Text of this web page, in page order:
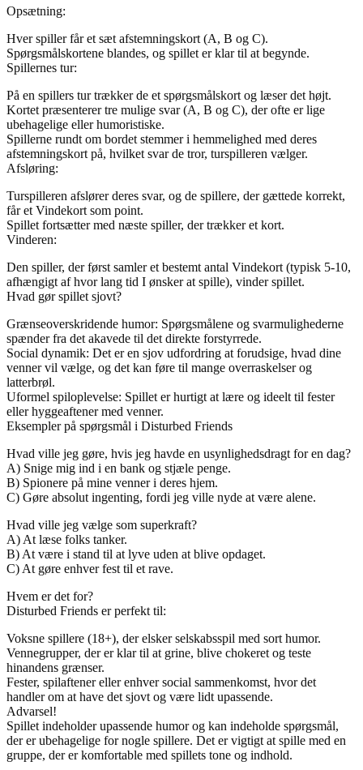
Opsætning:
Hver spiller får et sæt afstemningskort (A, B og C).
Spørgsmålskortene blandes, og spillet er klar til at begynde.
Spillernes tur:
På en spillers tur trækker de et spørgsmålskort og læser det højt.
Kortet præsenterer tre mulige svar (A, B og C), der ofte er lige
ubehagelige eller humoristiske.
Spillerne rundt om bordet stemmer i hemmelighed med deres
afstemningskort på, hvilket svar de tror, turspilleren vælger.
Afsløring:
Turspilleren afslører deres svar, og de spillere, der gættede korrekt,
får et Vindekort som point.
Spillet fortsætter med næste spiller, der trækker et kort.
Vinderen:
Den spiller, der først samler et bestemt antal Vindekort (typisk 5-10,
afhængigt af hvor lang tid I ønsker at spille), vinder spillet.
Hvad gør spillet sjovt?
Grænseoverskridende humor: Spørgsmålene og svarmulighederne
spænder fra det akavede til det direkte forstyrrede.
Social dynamik: Det er en sjov udfordring at forudsige, hvad dine
venner vil vælge, og det kan føre til mange overraskelser og
latterbrøl.
Uformel spiloplevelse: Spillet er hurtigt at lære og ideelt til fester
eller hyggeaftener med venner.
Eksempler på spørgsmål i Disturbed Friends
Hvad ville jeg gøre, hvis jeg havde en usynlighedsdragt for en dag?
A) Snige mig ind i en bank og stjæle penge.
B) Spionere på mine venner i deres hjem.
C) Gøre absolut ingenting, fordi jeg ville nyde at være alene.
Hvad ville jeg vælge som superkraft?
A) At læse folks tanker.
B) At være i stand til at lyve uden at blive opdaget.
C) At gøre enhver fest til et rave.
Hvem er det for?
Disturbed Friends er perfekt til:
Voksne spillere (18+), der elsker selskabsspil med sort humor.
Vennegrupper, der er klar til at grine, blive chokeret og teste
hinandens grænser.
Fester, spilaftener eller enhver social sammenkomst, hvor det
handler om at have det sjovt og være lidt upassende.
Advarsel!
Spillet indeholder upassende humor og kan indeholde spørgsmål,
der er ubehagelige for nogle spillere. Det er vigtigt at spille med en
gruppe, der er komfortable med spillets tone og indhold.